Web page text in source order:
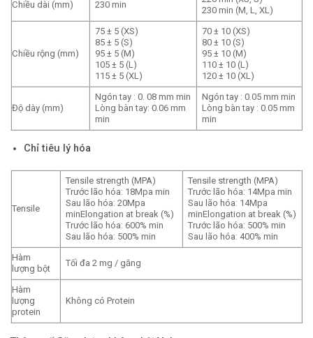
Chiều dài (mm) 230 min
230 min (M, L, XL)
Chiều rộng (mm)
75 ± 5 (XS)
85 ± 5 (S)
95 ± 5 (M)
105 ± 5 (L)
115 ± 5 (XL)
70 ± 10 (XS)
80 ± 10 (S)
95 ± 10 (M)
110 ± 10 (L)
120 ± 10 (XL)
Độ dày (mm)
Ngón tay : 0. 08 mm min
Lòng bàn tay: 0.06 mm
min
Ngón tay : 0.05 mm min
Lòng bàn tay : 0.05 mm
min
Chỉ tiêu lý hóa
Tensile
Tensile strength (MPA)
Trước lão hóa: 18Mpa min
Sau lão hóa: 20Mpa
minElongation at break (%)
Trước lão hóa: 600% min
Sau lão hóa: 500% min
Tensile strength (MPA)
Trước lão hóa: 14Mpa min
Sau lão hóa: 14Mpa
minElongation at break (%)
Trước lão hóa: 500% min
Sau lão hóa: 400% min
Hàm
lượng bột
Tối đa 2 mg / găng
Hàm
lượng
protein
Không có Protein